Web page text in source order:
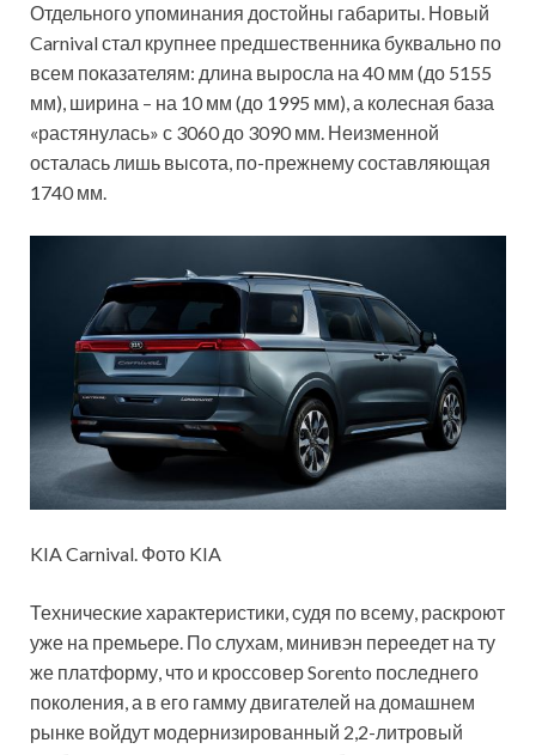
Отдельного упоминания достойны габариты. Новый
Carnival стал крупнее предшественника буквально по
всем показателям: длина выросла на 40 мм (до 5155
мм), ширина – на 10 мм (до 1995 мм), а колесная база
«растянулась» с 3060 до 3090 мм. Неизменной
осталась лишь высота, по-прежнему составляющая
1740 мм.
KIA Carnival. Фото KIA
Технические характеристики, судя по всему, раскроют
уже на премьере. По слухам, минивэн переедет на ту
же платформу, что и кроссовер Sorento последнего
поколения, а в его гамму двигателей на домашнем
рынке войдут модернизированный 2,2-литровый